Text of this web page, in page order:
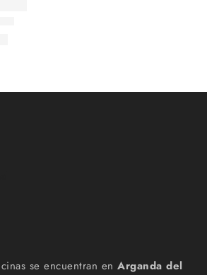
se encuentran en Arganda del